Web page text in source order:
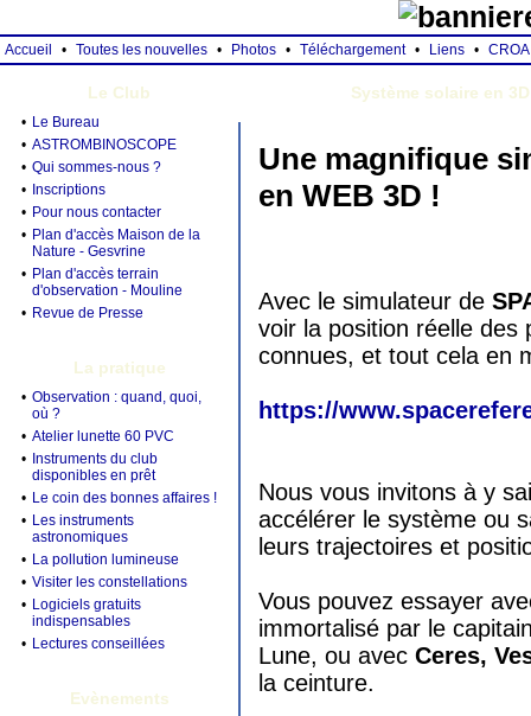
Accueil • Toutes les nouvelles • Photos • Téléchargement • Liens • CROA
Le Club
• Le Bureau
• ASTROMBINOSCOPE
• Qui sommes-nous ?
•
Inscriptions
• Pour nous contacter
• Plan d'accès Maison de la
Nature - Gesvrine
• Plan d'accès terrain
d'observation - Mouline
• Revue de Presse
La pratique
• Observation : quand, quoi,
où ?
• Atelier lunette 60 PVC
•
Instruments du club
disponibles en prêt
• Le coin des bonnes affaires !
• Les instruments
astronomiques
• La pollution lumineuse
• Visiter les constellations
• Logiciels gratuits
indispensables
• Lectures conseillées
Evènements
Système solaire en 3D
Une magnifique
en WEB 3D !
Avec le simulateur de
voir la position réelle
connues, et tout cela en
https://
Nous vous invitons à y
accélérer le système ou
leurs trajectoires et
Vous pouvez essayer
immortalisé par le
Lune, ou avec Ceres,
la ceinture.